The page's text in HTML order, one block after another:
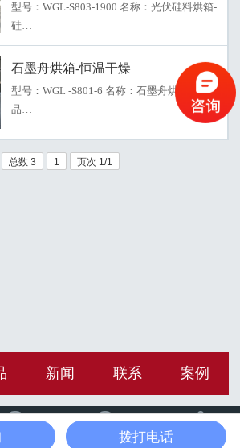
型号：WGL-S803-1900 名称：光伏硅料烘箱-
硅…
石墨舟烘箱-恒温干燥
型号：WGL -S801-6 名称：石墨舟烘箱【产
品…
总数 3 1 页次 1/1
新闻 联系 案例
  
拨打电话